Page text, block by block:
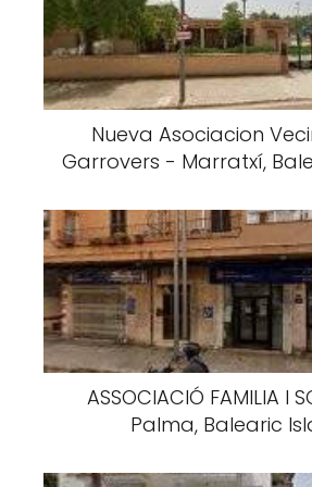
Nueva Asociacion
Garrovers - Marratxí,
ASSOCIACIÓ FAMILIA I
Palma, Balearic